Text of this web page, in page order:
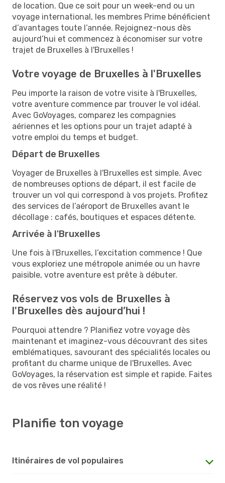
de location. Que ce soit pour un week-end ou un
voyage international, les membres Prime bénéficient
d’avantages toute l’année. Rejoignez-nous dès
aujourd’hui et commencez à économiser sur votre
trajet de Bruxelles à l'Bruxelles !
Votre voyage de Bruxelles à l'Bruxelles
Peu importe la raison de votre visite à l'Bruxelles,
votre aventure commence par trouver le vol idéal.
Avec GoVoyages, comparez les compagnies
aériennes et les options pour un trajet adapté à
votre emploi du temps et budget.
Départ de Bruxelles
Voyager de Bruxelles à l'Bruxelles est simple. Avec
de nombreuses options de départ, il est facile de
trouver un vol qui correspond à vos projets. Profitez
des services de l’aéroport de Bruxelles avant le
décollage : cafés, boutiques et espaces détente.
Arrivée à l'Bruxelles
Une fois à l'Bruxelles, l’excitation commence ! Que
vous exploriez une métropole animée ou un havre
paisible, votre aventure est prête à débuter.
Réservez vos vols de Bruxelles à
l'Bruxelles dès aujourd’hui !
Pourquoi attendre ? Planifiez votre voyage dès
maintenant et imaginez-vous découvrant des sites
emblématiques, savourant des spécialités locales ou
profitant du charme unique de l'Bruxelles. Avec
GoVoyages, la réservation est simple et rapide. Faites
de vos rêves une réalité !
Planifie ton voyage
Itinéraires de vol populaires